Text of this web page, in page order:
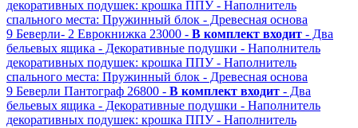
декоративных подушек: крошка ППУ - Наполнитель
спального места: Пружинный блок - Древесная основа
9 Беверли- 2 Еврокнижка 23000 - В комплект входит - Два
бельевых ящика - Декоративные подушки - Наполнитель
декоративных подушек: крошка ППУ - Наполнитель
спального места: Пружинный блок - Древесная основа
9 Беверли Пантограф 26800 - В комплект входит - Два
бельевых ящика - Декоративные подушки - Наполнитель
декоративных подушек: крошка ППУ - Наполнитель